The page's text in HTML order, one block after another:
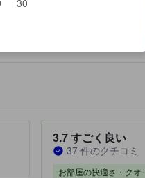
30
ものです。宿泊施設のクチコミスコ
3.7すごく良い
37 件のクチコミ
お部屋の快適さ・クオ